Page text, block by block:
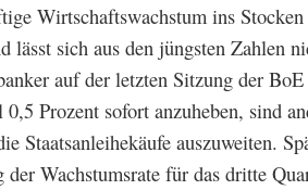
Wirtschaftswachstum ins
lässt sich aus den jüngsten Zahlen
auf der letzten Sitzung der
Prozent sofort anzuheben, sind
Staatsanleihekäufe auszuweiten.
Wachstumsrate für das dritte